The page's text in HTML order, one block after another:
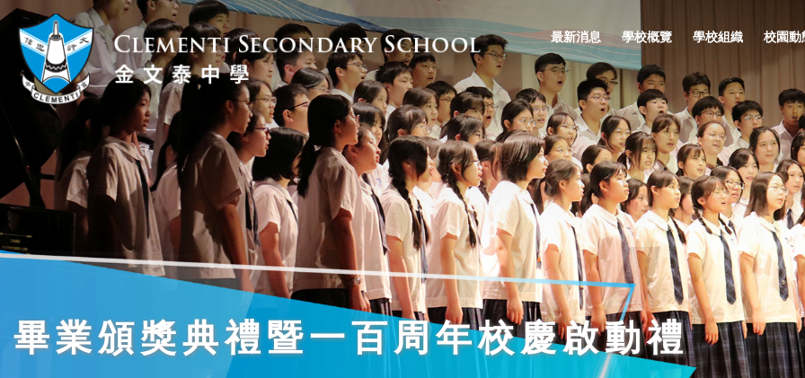
最新消息 學校概覽 學校組織 校園動
畢業頒獎典禮暨一百周年校慶啟動禮